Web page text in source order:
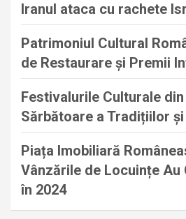
Iranul ataca cu rachete
Patrimoniul Cultural
de Restaurare și Premii
Festivalurile Culturale din
Sărbătoare a Tradițiilor
Piața Imobiliară
Vânzările de Locuințe Au
în 2024